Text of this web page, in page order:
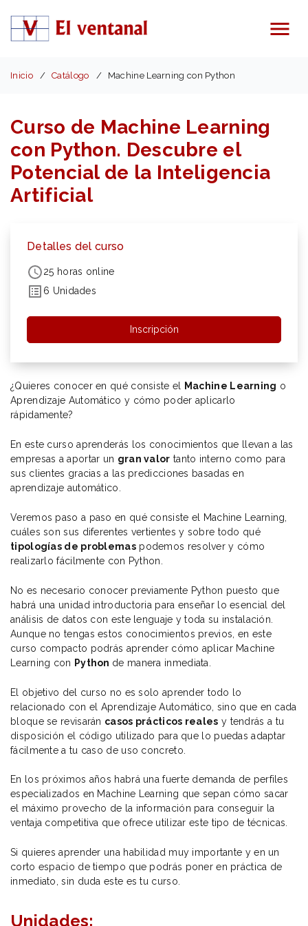
Menú
Inicio Catálogo Machine Learning con Python
Curso de Machine Learning
con Python. Descubre el
Potencial de la Inteligencia
Artificial
Detalles del curso
25 horas online
6 Unidades
Inscripción
¿Quieres conocer en qué consiste el Machine Learning o
Aprendizaje Automático y cómo poder aplicarlo
rápidamente?
En este curso aprenderás los conocimientos que llevan a las
empresas a aportar un gran valor tanto interno como para
sus clientes gracias a las predicciones basadas en
aprendizaje automático.
Veremos paso a paso en qué consiste el Machine Learning,
cuáles son sus diferentes vertientes y sobre todo qué
tipologías de problemaspodemos resolver y cómo
realizarlo fácilmente con Python.
No es necesario conocer previamente Python puesto que
habrá una unidad introductoria para enseñar lo esencial del
análisis de datos con este lenguaje y toda su instalación.
Aunque no tengas estos conocimientos previos, en este
curso compacto podrás aprender cómo aplicar Machine
Learning con Python de manera inmediata.
El objetivo del curso no es solo aprender todo lo
relacionado con el Aprendizaje Automático, sino que en cada
bloque se revisarán casos prácticos reales y tendrás a tu
disposición el código utilizado para que lo puedas adaptar
fácilmente a tu caso de uso concreto.
En los próximos años habrá una fuerte demanda de perfiles
especializados en Machine Learning que sepan cómo sacar
el máximo provecho de la información para conseguir la
ventaja competitiva que ofrece utilizar este tipo de técnicas.
Si quieres aprender una habilidad muy importante y en un
corto espacio de tiempo que podrás poner en práctica de
inmediato, sin duda este es tu curso.
Unidades: